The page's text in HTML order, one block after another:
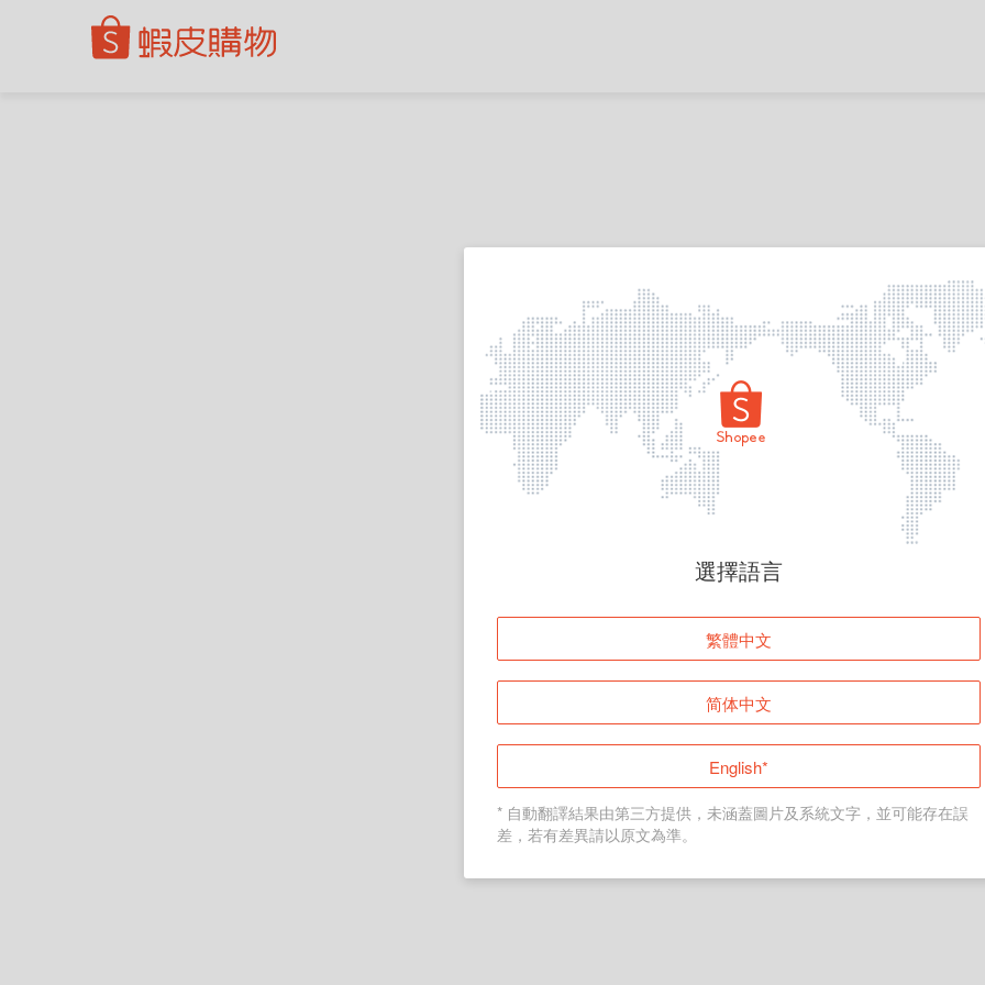
頁面無法顯示
登入
返回首頁
選擇語言
繁體中文
简体中文
English*
* 自動翻譯結果由第三方提供，未涵蓋圖片及系統文字，並可能存在誤
差，若有差異請以原文為準。